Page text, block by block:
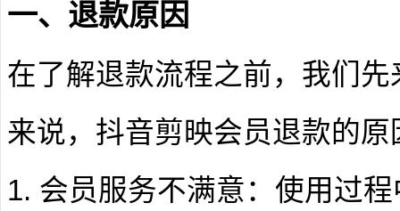
一、退款原因
在了解退款流程之前，我们
来说，抖音剪映会员退款的
1. 会员服务不满意：使用过